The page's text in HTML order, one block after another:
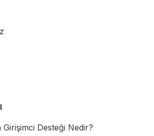
Girişimci Desteği Nedir?